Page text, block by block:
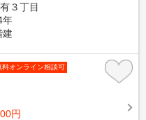
３丁目
年
建
料オンライン相談可
円